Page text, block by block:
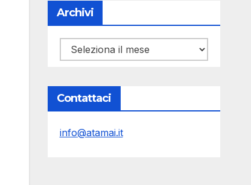
Archivi
Archivi
Contattaci
info@atamai.it